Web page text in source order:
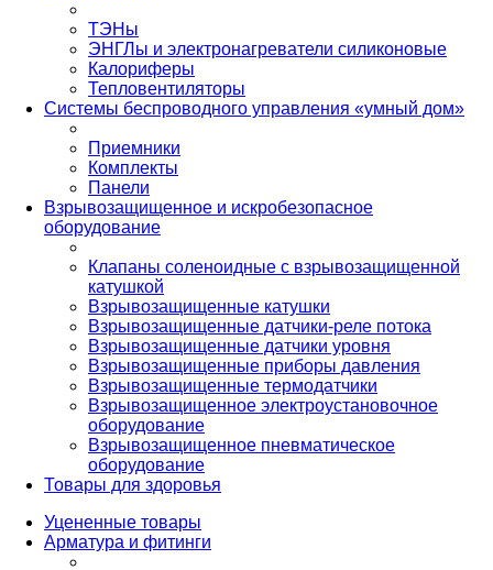
ТЭНы
ЭНГЛы и электронагреватели силиконовые
Калориферы
Тепловентиляторы
Системы беспроводного управления «умный дом»
Приемники
Комплекты
Панели
Взрывозащищенное и искробезопасное
оборудование
Клапаны соленоидные с взрывозащищенной
катушкой
Взрывозащищенные катушки
Взрывозащищенные датчики-реле потока
Взрывозащищенные датчики уровня
Взрывозащищенные приборы давления
Взрывозащищенные термодатчики
Взрывозащищенное электроустановочное
оборудование
Взрывозащищенное пневматическое
оборудование
Товары для здоровья
Уцененные товары
Арматура и фитинги